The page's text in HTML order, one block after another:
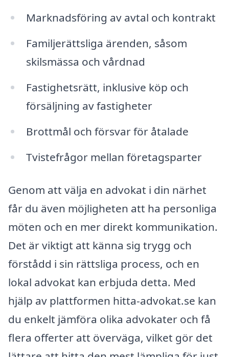
Marknadsföring av avtal och kontrakt
Familjerättsliga ärenden, såsom
skilsmässa och vårdnad
Fastighetsrätt, inklusive köp och
försäljning av fastigheter
Brottmål och försvar för åtalade
Tvistefrågor mellan företagsparter
Genom att välja en advokat i din närhet
får du även möjligheten att ha personliga
möten och en mer direkt kommunikation.
Det är viktigt att känna sig trygg och
förstådd i sin rättsliga process, och en
lokal advokat kan erbjuda detta. Med
hjälp av plattformen hitta-advokat.se kan
du enkelt jämföra olika advokater och få
flera offerter att överväga, vilket gör det